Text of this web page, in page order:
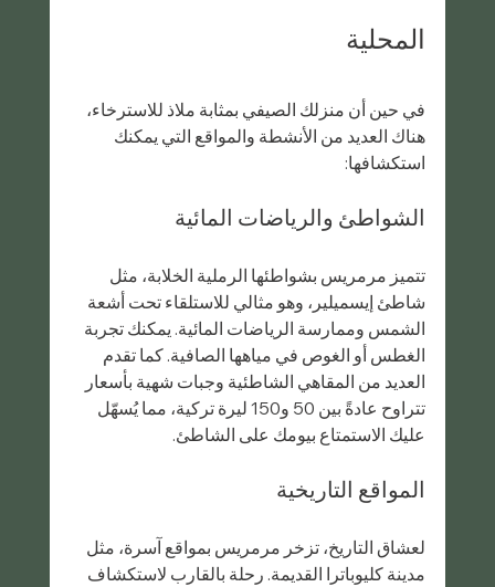
المحلية
في حين أن منزلك الصيفي بمثابة ملاذ للاسترخاء،
هناك العديد من الأنشطة والمواقع التي يمكنك
استكشافها:
الشواطئ والرياضات المائية
تتميز مرمريس بشواطئها الرملية الخلابة، مثل
شاطئ إيسميلير، وهو مثالي للاستلقاء تحت أشعة
الشمس وممارسة الرياضات المائية. يمكنك تجربة
الغطس أو الغوص في مياهها الصافية. كما تقدم
العديد من المقاهي الشاطئية وجبات شهية بأسعار
تتراوح عادةً بين 50 و150 ليرة تركية، مما يُسهّل
عليك الاستمتاع بيومك على الشاطئ.
المواقع التاريخية
لعشاق التاريخ، تزخر مرمريس بمواقع آسرة، مثل
مدينة كليوباترا القديمة. رحلة بالقارب لاستكشاف